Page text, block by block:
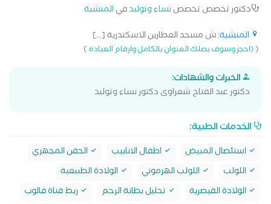
دكتور تخصص تخصصنساء وتوليدفيالمنشية
المنشية: ش مسجد العطارين الاسكندرية [...]
((احجز وسوف يصلك العنوان بالكامل وارقام العيادة)
الخبرات والشهادات:
دكتور عبد الفتاح شعراوى دكتور نساء وتوليد
الخدمات الطبية:
استئصال المبيض اطفال الانابيب
الحقن المجهري
اللولب
اللولب الهرموني
الولادة الطبيعية
الولادة القيصرية
تحليل بطانة الرحم
ربط قناة فالوب